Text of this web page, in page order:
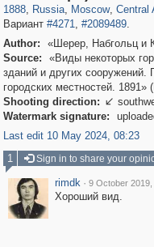
1888, Russia, Moscow, Central
Вариант #4271, #2089489.
Author:
«Шерер, Набгольц и
Source:
«Виды некоторых
зданий и других
городских местностей.
Shooting direction: 
Watermark signature:
Last edit 10 May 2024, 08:23
1
Sign in to share your
rimdk · 9 October 2019,
Хороший вид.